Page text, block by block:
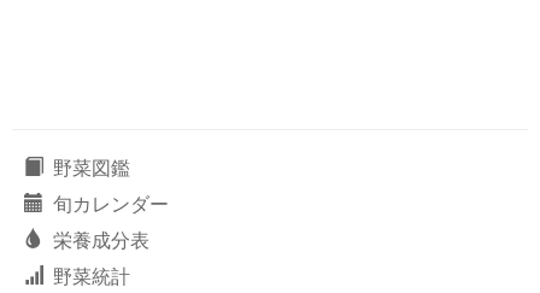
野菜図鑑
旬カレンダー
栄養成分表
野菜統計